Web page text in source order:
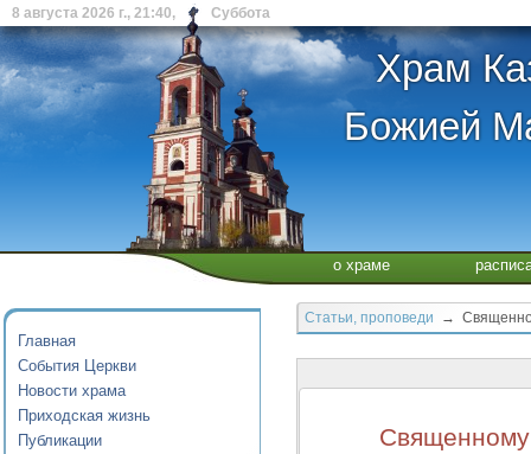
8 августа 2026 г., 21:40, Суббота
Храм
Божией
о храме
Главная
События Церкви
Новости храма
Приходская жизнь
Публикации
Статьи, проповеди →